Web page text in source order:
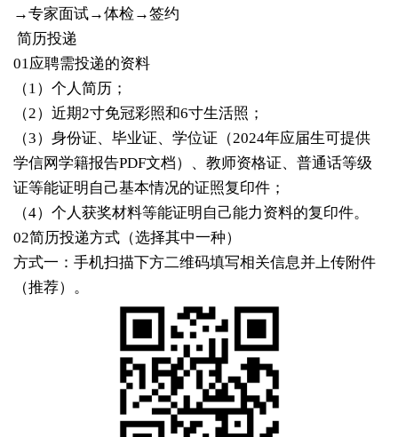
→专家面试→体检→签约
简历投递
01应聘需投递的资料
（1）个人简历；
（2）近期2寸免冠彩照和6寸生活照；
（3）身份证、毕业证、学位证（2024年应届生可提供
学信网学籍报告PDF文档）、教师资格证、普通话等级
证等能证明自己基本情况的证照复印件；
（4）个人获奖材料等能证明自己能力资料的复印件。
02简历投递方式（选择其中一种）
方式一：手机扫描下方二维码填写相关信息并上传附件
（推荐）。